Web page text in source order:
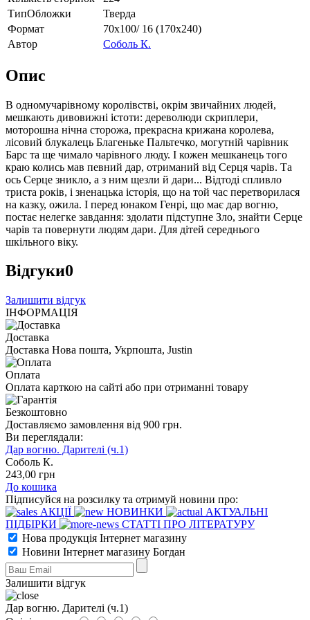
ТипОбложки
Тверда
Формат
70х100/ 16 (170х240)
Автор
Соболь К.
Опис
В одномучарівному королівстві, окрім звичайних людей,
мешкають дивовижні істоти: дереволюди скриплери,
моторошна нічна сторожа, прекрасна крижана королева,
лісовий блукалець Благеньке Пальтечко, могутній чарівник
Барс та ще чимало чарівного люду. І кожен мешканець того
краю колись мав певний дар, отриманий від Серця чарів. Та
ось Серце зникло, а з ним щезли й дари... Відтоді спливло
триста років, і зненацька історія, що на той час перетворилася
на казку, ожила. І перед юнаком Генрі, що має дар вогню,
постає нелегке завдання: здолати підступне Зло, знайти Серце
чарів та повернути людям дари. Для дітей середнього
шкільного віку.
Відгуки0
Залишити відгук
ІНФОРМАЦІЯ
Доставка
Доставка Нова пошта, Укрпошта, Justin
Оплата
Оплата карткою на сайті або при отриманні товару
Безкоштовно
Доставляємо замовлення від 900 грн.
Ви переглядали:
Дар вогню. Дарителі (ч.1)
Соболь К.
243,00 грн
До кошика
Підписуйся на розсилку та отримуй новини про:
АКЦІЇ
НОВИНКИ
АКТУАЛЬНІ
ПІДБІРКИ
СТАТТІ ПРО ЛІТЕРАТУРУ
Нова продукція Інтернет магазину
Новини Інтернет магазину Богдан
Залишити відгук
Дар вогню. Дарителі (ч.1)